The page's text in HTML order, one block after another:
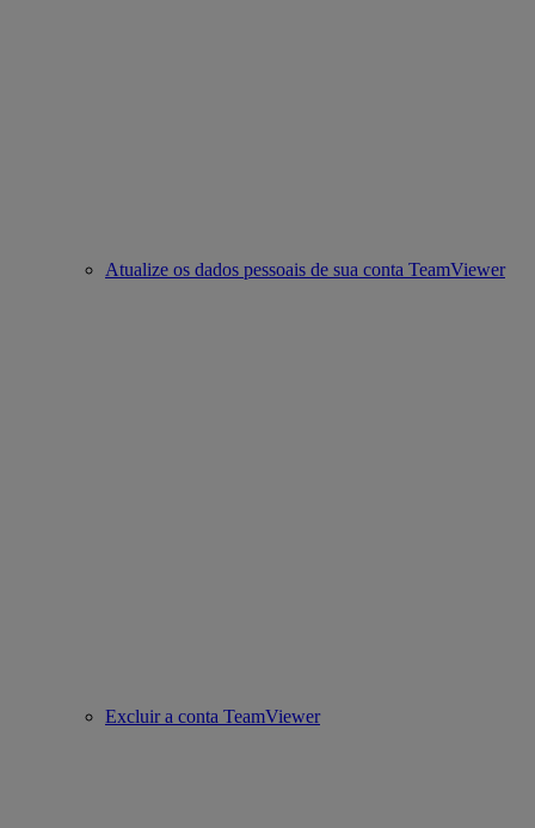
Atualize os dados pessoais de sua conta TeamViewer
Excluir a conta TeamViewer